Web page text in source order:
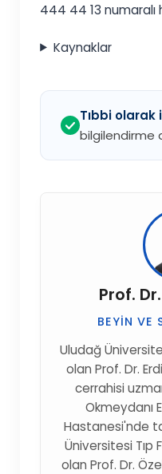
444 44 13 numaralı
Kaynaklar
Tıbbi
bilgilendirme
Prof.
BEYIN VE
Uludağ
olan Prof. Dr.
cerrahisi
Okmeydanı
Hastanesi'nde
Üniversitesi Tıp
olan Prof. Dr.